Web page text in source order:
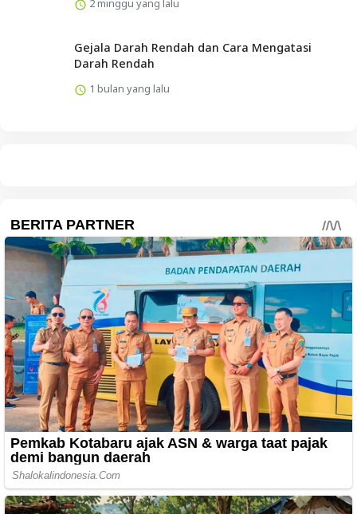
2 minggu yang lalu
Gejala Darah Rendah dan Cara Mengatasi
Darah Rendah
1 bulan yang lalu